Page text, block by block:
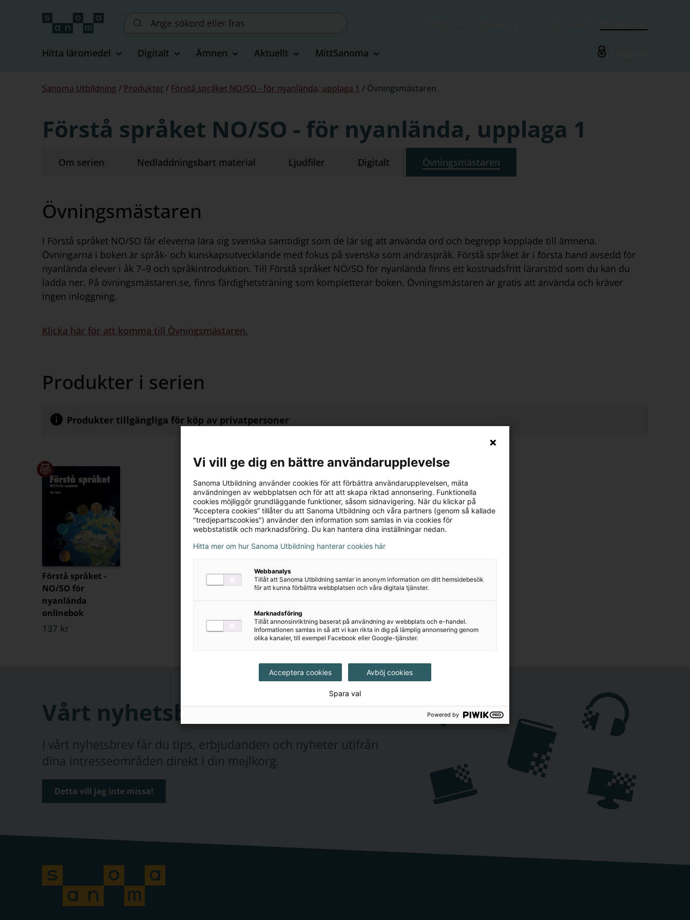
Sök
webbplatsen::
Hitta läromedel Digitalt Ämnen Aktuellt MittSanoma
Du
Sanoma Utbildning / Produkter / Förstå språket NO/SO - för nyanlända, upplaga 1 / Övningsmästaren
Förstå språket NO/SO - för nyanlända, upplaga 1
Om serien Nedladdningsbart material Ljudfiler Digitalt Övningsmästaren
Övningsmästaren
I Förstå språket NO/SO får eleverna lära sig svenska samtidigt som de lär sig att använda ord och begrepp kopplade till ämnena.
Övningarna i boken är språk- och kunskapsutvecklande med fokus på svenska som andraspråk. Förstå språket är i första hand avsedd för
nyanlända elever i åk 7–9 och språkintroduktion. Till Förstå språket NO/SO för nyanlända finns ett kostnadsfritt lärarstöd som du kan du
ladda ner. På övningsmästaren.se, finns färdighetsträning som kompletterar boken. Övningsmästaren är gratis att använda och kräver
ingen inloggning.
Klicka här för att komma till Övningsmästaren.
Produkter i serien
Produkter tillgängliga för köp av privatpersoner
Förstå språket -
NO/SO för
nyanlända
onlinebok
137 kr
Vårt nyhetsbrev
I vårt nyhetsbrev får du tips, erbjudanden och nyheter utifrån
dina intresseområden direkt i din mejlkorg.
Detta vill jag inte missa!
Vi vill ge dig en bättre användarupplevelse
Sanoma Utbildning använder cookies för att förbättra användarupplevelsen, mäta
användningen av webbplatsen och för att att skapa riktad annonsering. Funktionella
cookies möjliggör grundläggande funktioner, såsom sidnavigering. När du klickar på
”Acceptera cookies” tillåter du att Sanoma Utbildning och våra partners (genom så kallade
"tredjepartscookies") använder den information som samlas in via cookies för
webbstatistik och marknadsföring. Du kan hantera dina inställningar nedan.
Hitta mer om hur Sanoma Utbildning hanterar cookies här
Webbanalys
Tillåt att Sanoma Utbildning samlar in anonym information om ditt hemsidebesök
för att kunna förbättra webbplatsen och våra digitala tjänster.
Marknadsföring
Tillåt annonsinriktning baserat på användning av webbplats och e-handel.
Informationen samlas in så att vi kan rikta in dig på lämplig annonsering genom
olika kanaler, till exempel Facebook eller Google-tjänster.
Acceptera cookies Avböj cookies
Spara val
Powered by